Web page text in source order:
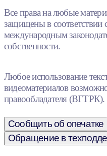
Все права на любые
защищены в соответствии
международным
собственности.
Любое использование
видеоматериалов
правообладателя (ВГТРК).
Сообщить об опечатке
Обращение в